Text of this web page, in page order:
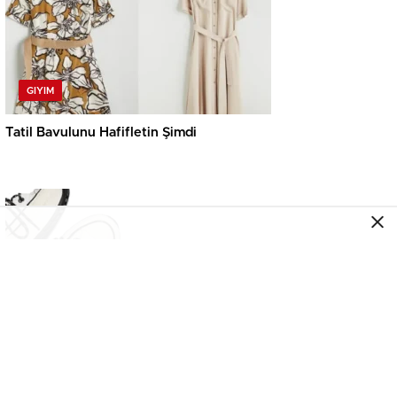
GIYIM
Tatil Bavulunu Hafifletin Şimdi